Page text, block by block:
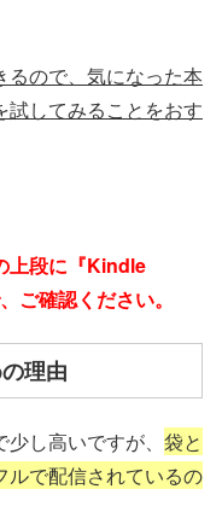
るので、気になった本
試してみることをおす
上段に『Kindle
ご確認ください。
理由
し高いですが、 袋と
ルで配信されているの